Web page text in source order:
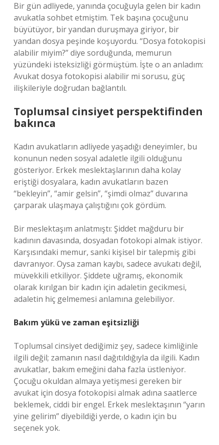
Bir gün adliyede, yanında çocuğuyla gelen bir kadın
avukatla sohbet etmiştim. Tek başına çocuğunu
büyütüyor, bir yandan duruşmaya giriyor, bir
yandan dosya peşinde koşuyordu. “Dosya fotokopisi
alabilir miyim?” diye sorduğunda, memurun
yüzündeki isteksizliği görmüştüm. İşte o an anladım:
Avukat dosya fotokopisi alabilir mi sorusu, güç
ilişkileriyle doğrudan bağlantılı.
Toplumsal cinsiyet perspektifinden
bakınca
Kadın avukatların adliyede yaşadığı deneyimler, bu
konunun neden sosyal adaletle ilgili olduğunu
gösteriyor. Erkek meslektaşlarının daha kolay
eriştiği dosyalara, kadın avukatların bazen
“bekleyin”, “amir gelsin”, “şimdi olmaz” duvarına
çarparak ulaşmaya çalıştığını çok gördüm.
Bir meslektaşım anlatmıştı: Şiddet mağduru bir
kadının davasında, dosyadan fotokopi almak istiyor.
Karşısındaki memur, sanki kişisel bir talepmiş gibi
davranıyor. Oysa zaman kaybı, sadece avukatı değil,
müvekkili etkiliyor. Şiddete uğramış, ekonomik
olarak kırılgan bir kadın için adaletin gecikmesi,
adaletin hiç gelmemesi anlamına gelebiliyor.
Bakım yükü ve zaman eşitsizliği
Toplumsal cinsiyet dediğimiz şey, sadece kimliğinle
ilgili değil; zamanın nasıl dağıtıldığıyla da ilgili. Kadın
avukatlar, bakım emeğini daha fazla üstleniyor.
Çocuğu okuldan almaya yetişmesi gereken bir
avukat için dosya fotokopisi almak adına saatlerce
beklemek, ciddi bir engel. Erkek meslektaşının “yarın
yine gelirim” diyebildiği yerde, o kadın için bu
seçenek yok.